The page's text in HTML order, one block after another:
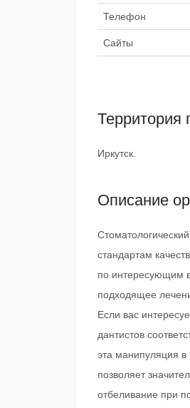
Телефон
Сайты
Территория
Иркутск.
Описание
стандартам
по интересующим
подходящее
Если вас
дантистов
эта манипуляция
позволяет
отбеливание при